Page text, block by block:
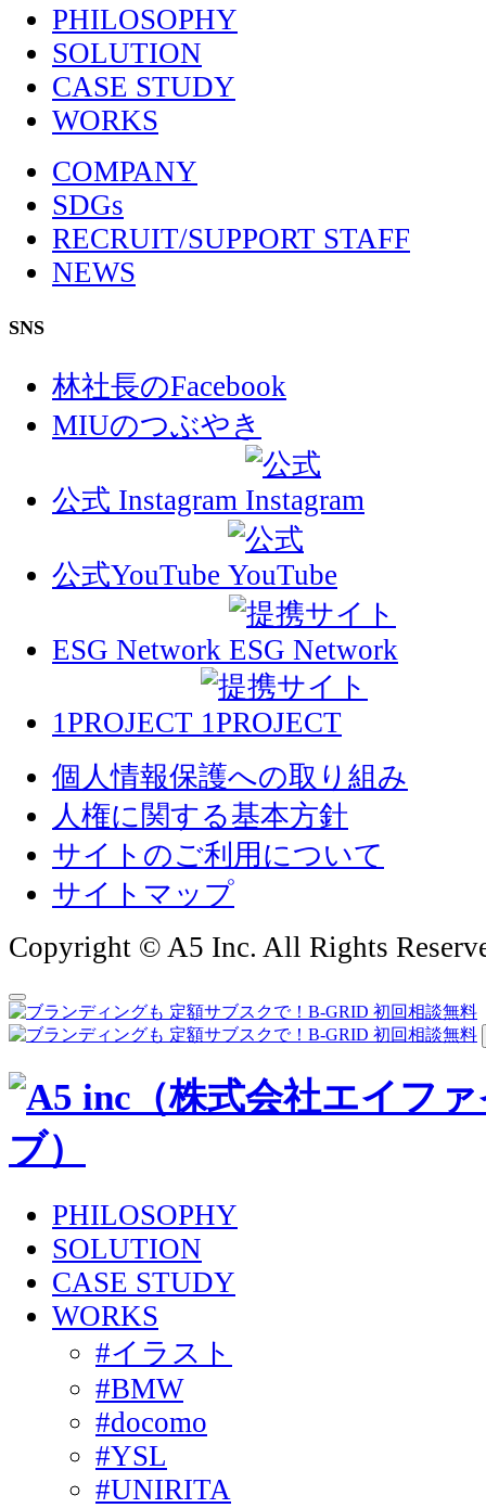
PHILOSOPHY
SOLUTION
CASE STUDY
WORKS
COMPANY
SDGs
RECRUIT/SUPPORT STAFF
NEWS
SNS
林社長のFacebook
MIUのつぶやき
公式 Instagram
公式YouTube
ESG Network
1PROJECT
個人情報保護への取り組み
人権に関する基本方針
サイトのご利用について
サイトマップ
Copyright © A5 Inc. All Rights
PHILOSOPHY
SOLUTION
CASE STUDY
WORKS
#イラスト
#BMW
#docomo
#YSL
#UNIRITA